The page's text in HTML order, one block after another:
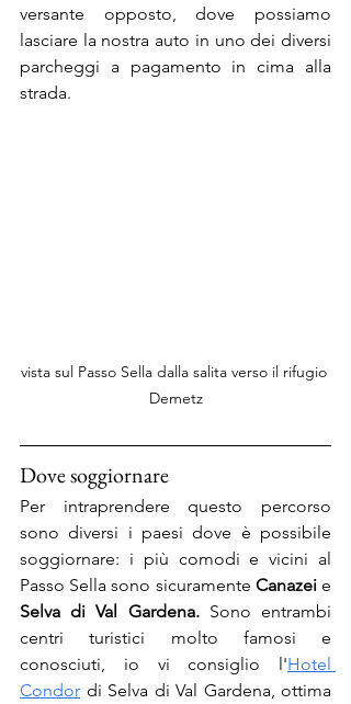
versante opposto, dove possiamo
lasciare la nostra auto in uno dei diversi
parcheggi a pagamento in cima alla
strada.
vista sul Passo Sella dalla salita verso il rifugio
Demetz
Dove soggiornare
Per intraprendere questo percorso
sono diversi i paesi dove è possibile
soggiornare: i più comodi e vicini al
Passo Sella sono sicuramente Canazei
Selva di Val Gardena. Sono entrambi
centri turistici molto famosi e
conosciuti, io vi consiglio l'Hotel
Condor di Selva di Val Gardena, ottima